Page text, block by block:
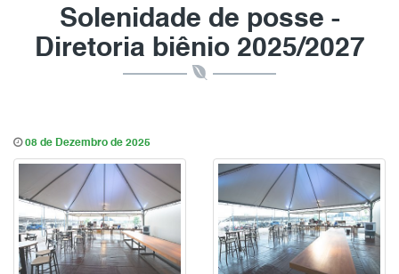
Solenidade de posse -
Diretoria biênio 2025/2027
08 de Dezembro de 2025